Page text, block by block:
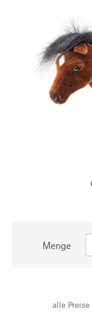
Menge
alle